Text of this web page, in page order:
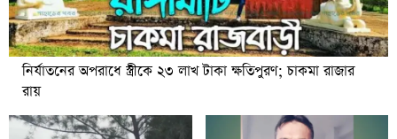
নির্যাতনের অপরাধে স্ত্রীকে ২৩ লাখ টাকা ক্ষতিপুরণ; চাকমা রাজার
রায়